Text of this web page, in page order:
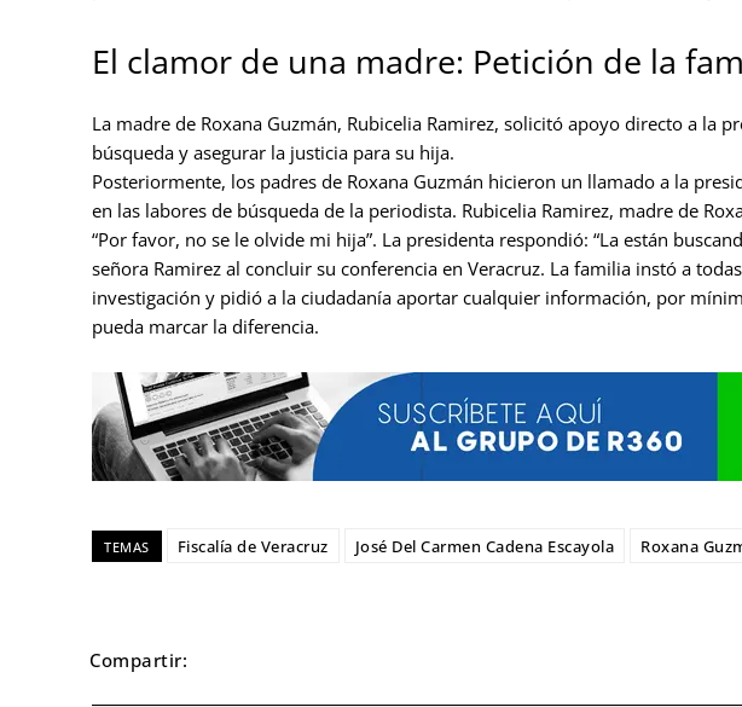
El clamor de una madre: Petición de la
La madre de Roxana Guzmán, Rubicelia Ramirez, solicitó apoyo directo a la
búsqueda y asegurar la justicia para su hija.
Posteriormente, los padres de Roxana Guzmán hicieron un llamado a la
en las labores de búsqueda de la periodista. Rubicelia Ramirez, madre de
“Por favor, no se le olvide mi hija”. La presidenta respondió: “La están
señora Ramirez al concluir su conferencia en Veracruz. La familia instó a
investigación y pidió a la ciudadanía aportar cualquier información, por
pueda marcar la diferencia.
TEMAS Fiscalía de Veracruz José Del Carmen Cadena Escayola Roxana
Compartir: